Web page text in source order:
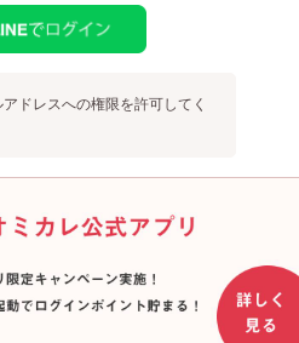
ドレスへの権限を許可してく